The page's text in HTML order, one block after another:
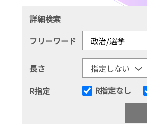
詳細検索
フリーワード
長さ
R指定
R指定なし